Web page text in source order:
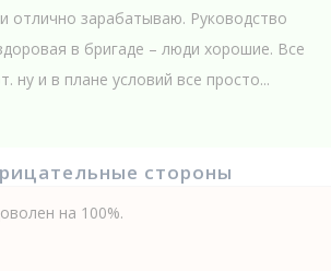
отлично зарабатываю. Руководство
в бригаде – люди хорошие. Все
ну и в плане условий все просто...
стороны
на 100%.